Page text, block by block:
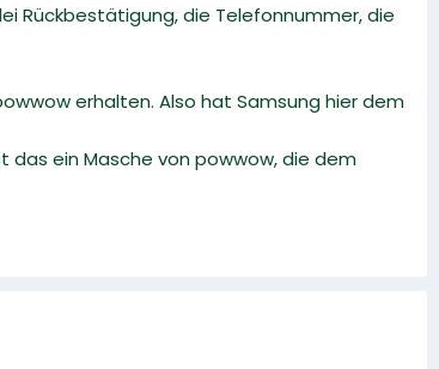
Rückbestätigung, die Telefonnummer, die
erhalten. Also hat Samsung hier dem
das ein Masche von powwow, die dem